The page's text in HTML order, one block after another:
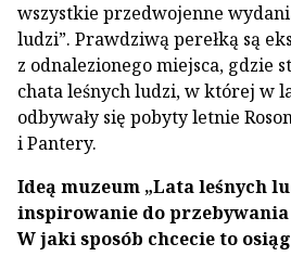
wszystkie przedwojenne
ludzi”. Prawdziwą perełką są
z odnalezionego miejsca, gdzie
chata leśnych ludzi, w której w
odbywały się pobyty letnie
i Pantery.
Ideą muzeum „Lata leśnych
inspirowanie do
W jaki sposób chcecie to